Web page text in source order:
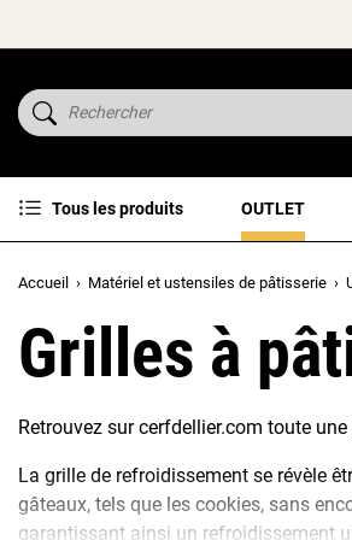
Tous les produits OUTLET
Accueil Matériel et ustensiles de pâtisserie
Grilles à
Retrouvez sur cerfdellier.com toute
La grille de refroidissement se révèle
gâteaux, tels que les cookies, sans
garantissant ainsi un refroidissement